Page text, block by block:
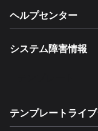
ヘルプセンター
システム障害情報
テンプレートライブ